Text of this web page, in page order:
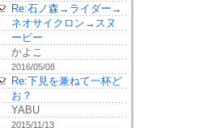
Re:石ノ森→ライダー→
ネオサイクロン→スヌ
ーピー
かよこ
2016/05/08
Re:下見を兼ねて一杯ど
お？
YABU
2015/11/13